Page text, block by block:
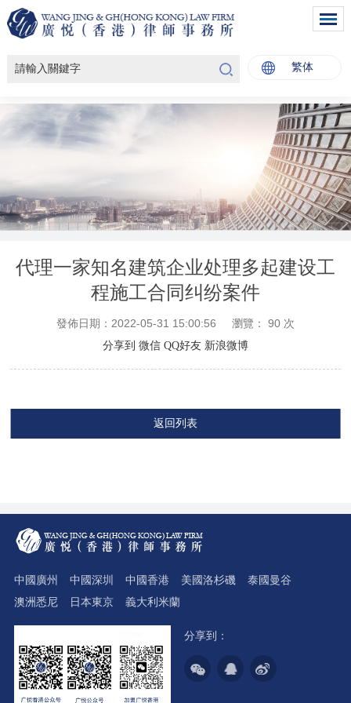
繁体
代理一家知名建筑企业处理多起建设工
程施工合同纠纷案件
發佈日期：2022-05-31 15:00:56 瀏覽： 90 次
分享到 微信 QQ好友 新浪微博
返回列表
中國廣州 中國深圳 中國香港 美國洛杉磯
泰國曼谷
澳洲悉尼
日本東京 義大利米蘭
分享到：